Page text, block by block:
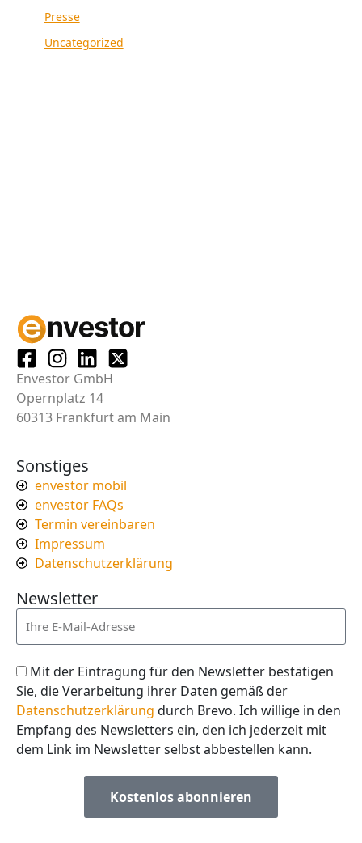
Presse
Uncategorized
Envestor GmbH
Opernplatz 14
60313 Frankfurt am Main
Sonstiges
envestor mobil
envestor FAQs
Termin vereinbaren
Impressum
Datenschutzerklärung
Newsletter
Mit der Eintragung für den Newsletter bestätigen
Sie, die Verarbeitung ihrer Daten gemäß der
Datenschutzerklärung durch Brevo. Ich willige in den
Empfang des Newsletters ein, den ich jederzeit mit
dem Link im Newsletter selbst abbestellen kann.
Kostenlos abonnieren